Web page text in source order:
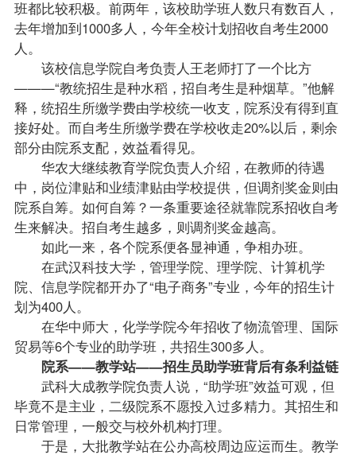
班都比较积极。前两年，该校助学班人数只有数百人，
去年增加到1000多人，今年全校计划招收自考生2000
人。
该校信息学院自考负责人王老师打了一个比方
———“教统招生是种水稻，招自考生是种烟草。”他解
释，统招生所缴学费由学校统一收支，院系没有得到直
接好处。而自考生所缴学费在学校收走20%以后，剩余
部分由院系支配，效益看得见。
华农大继续教育学院负责人介绍，在教师的待遇
中，岗位津贴和业绩津贴由学校提供，但调剂奖金则由
院系自筹。如何自筹？一条重要途径就靠院系招收自考
生来解决。招自考生越多，则调剂奖金越高。
如此一来，各个院系便各显神通，争相办班。
在武汉科技大学，管理学院、理学院、计算机学
院、信息学院都开办了“电子商务”专业，今年的招生计
划为400人。
在华中师大，化学学院今年招收了物流管理、国际
贸易等6个专业的助学班，共招生300多人。
院系——教学站——招生员助学班背后有条利益链
武科大成教学院负责人说，“助学班”效益可观，但
毕竟不是主业，二级院系不愿投入过多精力。其招生和
日常管理，一般交与校外机构打理。
于是，大批教学站在公办高校周边应运而生。教学